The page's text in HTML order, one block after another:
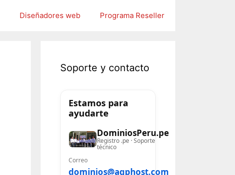
Diseñadores web Programa Reseller
Soporte y contacto
Estamos para
ayudarte
DominiosPeru.pe
Registro .pe · Soporte
técnico
Correo
dominios@aqphost.com